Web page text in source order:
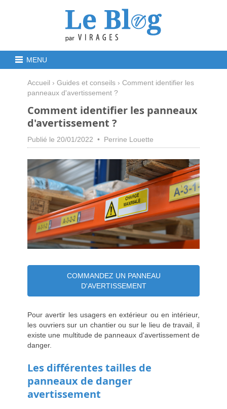
MENU
Accueil › Guides et conseils › Comment identifier les
panneaux d'avertissement ?
Comment identifier les panneaux
d'avertissement ?
Publié le 20/01/2022 • Perrine Louette
COMMANDEZ UN PANNEAU
D'AVERTISSEMENT
Pour avertir les usagers en extérieur ou en intérieur,
les ouvriers sur un chantier ou sur le lieu de travail, il
existe une multitude de panneaux d'avertissement de
danger.
Les différentes tailles de
panneaux de danger
avertissement